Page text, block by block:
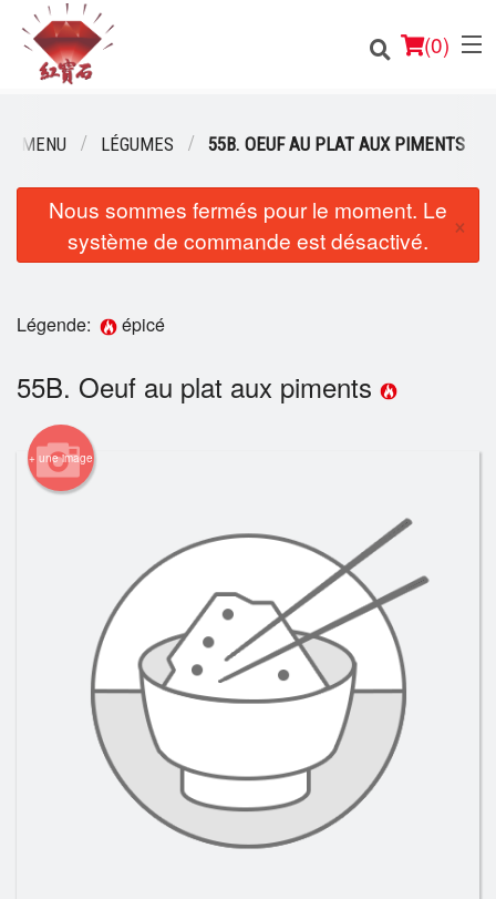
(0)
Commander en ligne
Emplacement
Panier (0)
Rechercher
MENU LÉGUMES 55B. OEUF AU PLAT AUX PIMENTS
Nous sommes fermés pour le moment. Le
système de commande est désactivé.
×
Légende: épicé
55B. Oeuf au plat aux piments
+ une image